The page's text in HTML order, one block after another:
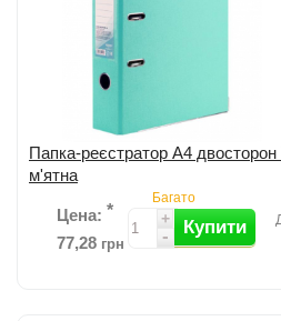
Папка-реєстратор А4
м'ятна
Цена: *
77,28 грн
Багато
+
- Купити